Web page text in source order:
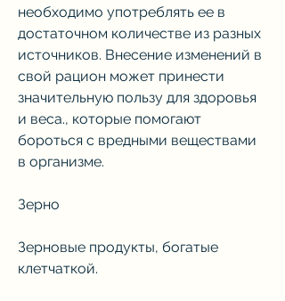
необходимо употреблять ее в
достаточном количестве из разных
источников. Внесение изменений в
свой рацион может принести
значительную пользу для здоровья
и веса., которые помогают
бороться с вредными веществами
в организме.
Зерно
Зерновые продукты, богатые
клетчаткой.